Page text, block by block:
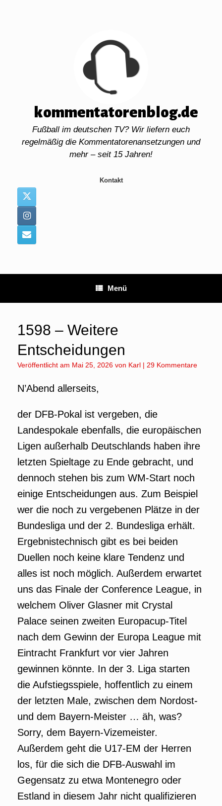
kommentatorenblog.de
Fußball im deutschen TV? Wir liefern euch
regelmäßig die Kommentatorenansetzungen und
mehr – seit 15 Jahren!
Kontakt
Menü
1598 – Weitere
Entscheidungen
Veröffentlicht am Mai 25, 2026 von Karl | 29 Kommentare
N’Abend allerseits,
der DFB-Pokal ist vergeben, die
Landespokale ebenfalls, die europäischen
Ligen außerhalb Deutschlands haben ihre
letzten Spieltage zu Ende gebracht, und
dennoch stehen bis zum WM-Start noch
einige Entscheidungen aus. Zum Beispiel
wer die noch zu vergebenen Plätze in der
Bundesliga und der 2. Bundesliga erhält.
Ergebnistechnisch gibt es bei beiden
Duellen noch keine klare Tendenz und
alles ist noch möglich. Außerdem erwartet
uns das Finale der Conference League, in
welchem Oliver Glasner mit Crystal
Palace seinen zweiten Europacup-Titel
nach dem Gewinn der Europa League mit
Eintracht Frankfurt vor vier Jahren
gewinnen könnte. In der 3. Liga starten
die Aufstiegsspiele, hoffentlich zu einem
der letzten Male, zwischen dem Nordost-
und dem Bayern-Meister … äh, was?
Sorry, dem Bayern-Vizemeister.
Außerdem geht die U17-EM der Herren
los, für die sich die DFB-Auswahl im
Gegensatz zu etwa Montenegro oder
Estland in diesem Jahr nicht qualifizieren